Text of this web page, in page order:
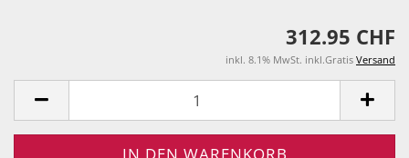
312.95 CHF
inkl. 8.1% MwSt. inkl.Gratis Versand